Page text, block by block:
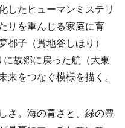
したヒューマンミステリ
りを重んじる家庭に育
子（貫地谷しほり）
故郷に戻った航（大東
をつなぐ模様を描く。
さ。海の青さと、緑の豊